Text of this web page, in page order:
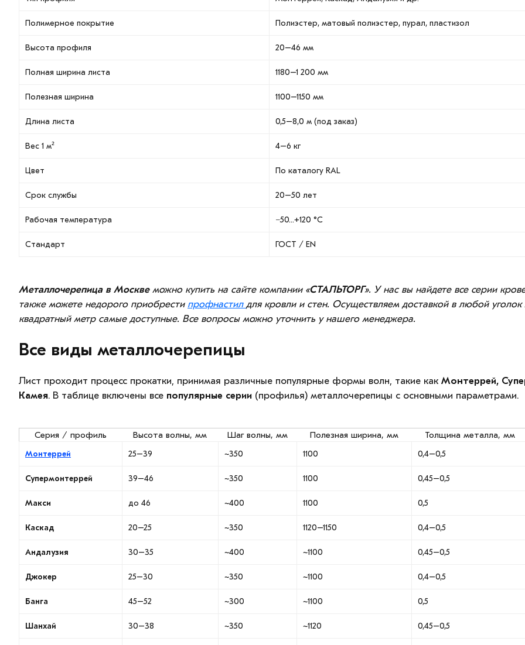
Полимерное покрытие Полиэстер, матовый полиэстер, пурал, пластизол
Высота профиля 20–46 мм
Полная ширина листа 1180–1 200 мм
Полезная ширина 1100–1150 мм
Длина листа 0,5–8,0 м (под заказ)
Вес 1 м² 4–6 кг
Цвет По каталогу RAL
Срок службы 20–50 лет
Рабочая температура −50…+120 °C
Стандарт ГОСТ / EN
Металлочерепица в Москвеможно купить на сайте компании «СТАЛЬТОРГ». У нас вы найдете все серии
также можете недорого приобрести профнастил для кровли и стен. Осуществляем доставкой в любой
квадратный метр самые доступные. Все вопросы можно уточнить у нашего менеджера.
Все виды металлочерепицы
Лист проходит процесс прокатки, принимая различные популярные формы волн, такие как Монтеррей,
Камея. В таблице включены все популярные серии (профилья) металлочерепицы с основными параметрами.
Серия / профиль Высота волны, мм Шаг волны, мм Полезная ширина, мм Толщина металла, мм
Монтеррей 25–39 ~350 1100 0,4–0,5
Супермонтеррей 39–46 ~350 1100 0,45–0,5
Макси до 46 ~400 1100 0,5
Каскад 20–25 ~350 1120–1150 0,4–0,5
Андалузия 30–35 ~400 ~1100 0,45–0,5
Джокер 25–30 ~350 ~1100 0,4–0,5
Банга 45–52 ~300 ~1100 0,5
Шанхай 30–38 ~350 ~1120 0,45–0,5